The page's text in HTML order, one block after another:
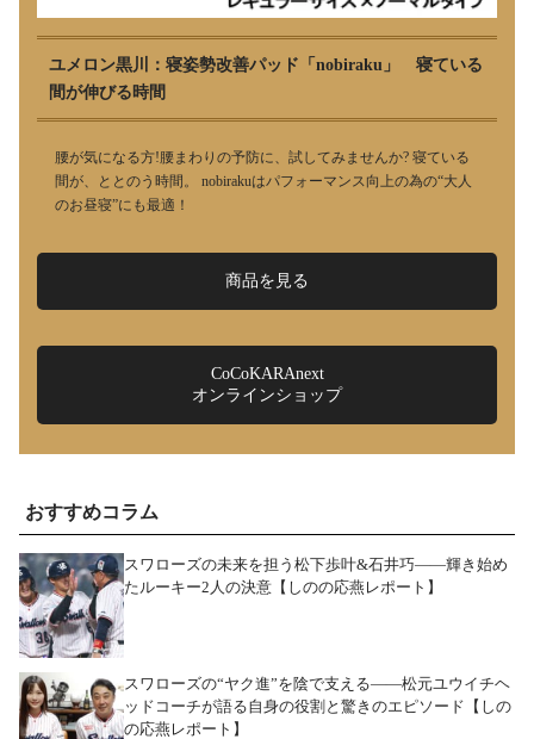
ユメロン黒川：寝姿勢改善パッド「nobiraku」 寝ている
間が伸びる時間
腰が気になる方!腰まわりの予防に、試してみませんか? 寝ている
間が、ととのう時間。 nobirakuはパフォーマンス向上の為の“大人
のお昼寝”にも最適！
商品を見る
CoCoKARAnext
オンラインショップ
おすすめコラム
スワローズの未来を担う松下歩叶&石井巧――輝き始め
たルーキー2人の決意【しのの応燕レポート】
スワローズの“ヤク進”を陰で支える――松元ユウイチヘ
ッドコーチが語る自身の役割と驚きのエピソード【しの
の応燕レポート】